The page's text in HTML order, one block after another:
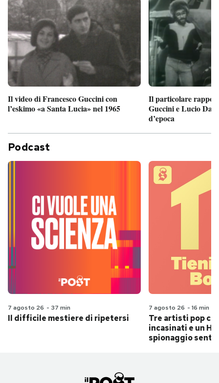
Il video di Francesco Guccini con
l’eskimo «a Santa Lucia» nel 1965
Il particolare
Guccini e Lucio
d’epoca
Podcast
7 agosto 26 - 37 min
Il difficile mestiere di ripetersi
7 agosto 26 - 16 min
Tre artisti pop
incasinati e un
spionaggio